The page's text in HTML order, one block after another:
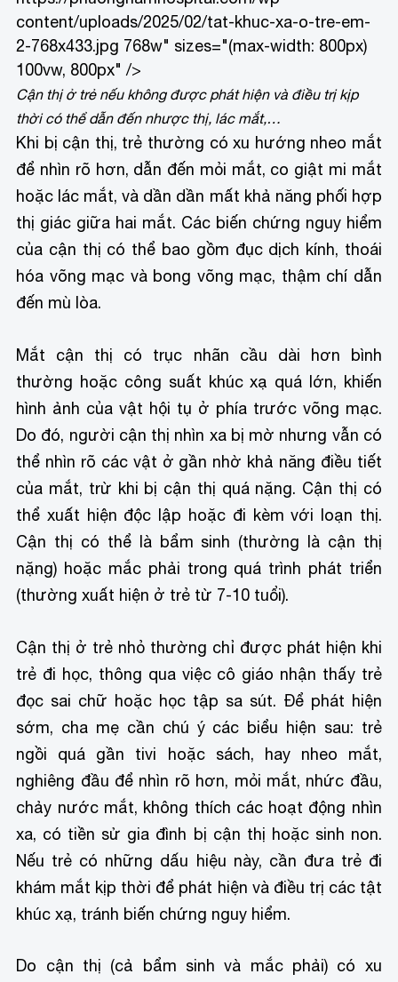
content/uploads/2025/02/tat-khuc-xa-o-tre-em-
2-768x433.jpg 768w" sizes="(max-width: 800px)
100vw, 800px" />
Cận thị ở trẻ nếu không được phát hiện và điều trị kịp
thời có thể dẫn đến nhược thị, lác mắt,…
Khi bị cận thị, trẻ thường có xu hướng nheo mắt
để nhìn rõ hơn, dẫn đến mỏi mắt, co giật mi mắt
hoặc lác mắt, và dần dần mất khả năng phối hợp
thị giác giữa hai mắt. Các biến chứng nguy hiểm
của cận thị có thể bao gồm đục dịch kính, thoái
hóa võng mạc và bong võng mạc, thậm chí dẫn
đến mù lòa.
Mắt cận thị có trục nhãn cầu dài hơn bình
thường hoặc công suất khúc xạ quá lớn, khiến
hình ảnh của vật hội tụ ở phía trước võng mạc.
Do đó, người cận thị nhìn xa bị mờ nhưng vẫn có
thể nhìn rõ các vật ở gần nhờ khả năng điều tiết
của mắt, trừ khi bị cận thị quá nặng. Cận thị có
thể xuất hiện độc lập hoặc đi kèm với loạn thị.
Cận thị có thể là bẩm sinh (thường là cận thị
nặng) hoặc mắc phải trong quá trình phát triển
(thường xuất hiện ở trẻ từ 7-10 tuổi).
Cận thị ở trẻ nhỏ thường chỉ được phát hiện khi
trẻ đi học, thông qua việc cô giáo nhận thấy trẻ
đọc sai chữ hoặc học tập sa sút. Để phát hiện
sớm, cha mẹ cần chú ý các biểu hiện sau: trẻ
ngồi quá gần tivi hoặc sách, hay nheo mắt,
nghiêng đầu để nhìn rõ hơn, mỏi mắt, nhức đầu,
chảy nước mắt, không thích các hoạt động nhìn
xa, có tiền sử gia đình bị cận thị hoặc sinh non.
Nếu trẻ có những dấu hiệu này, cần đưa trẻ đi
khám mắt kịp thời để phát hiện và điều trị các tật
khúc xạ, tránh biến chứng nguy hiểm.
Do cận thị (cả bẩm sinh và mắc phải) có xu